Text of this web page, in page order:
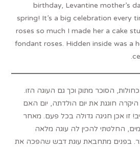
birthday, Levantine mother’s
spring! It’s a big celebration every
roses so much I made her a cake
fondant roses. Hidden inside was a
כחולות, הסוכר מתוק וכך גם העוגה הזו.
היקרה חוגגת את יום הולדתה, יום האם
זו אכן חגיגה גדולה בכל פעם. מאחר
החלטתי להכין לה עוגה מלאה
בפנים מתחבאת עוגת דבש שהפכה את